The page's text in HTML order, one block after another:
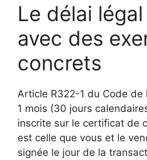
Le délai
avec des
concrets
Article R322-1 du Code de
1 mois (30 jours
inscrite sur le certificat de
est celle que vous et le
signée le jour de la